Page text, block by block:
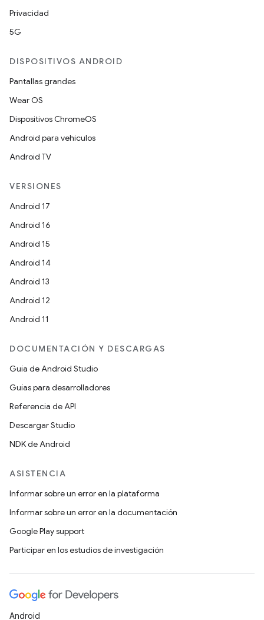
Privacidad
5G
DISPOSITIVOS ANDROID
Pantallas grandes
Wear OS
Dispositivos ChromeOS
Android para vehículos
Android TV
VERSIONES
Android 17
Android 16
Android 15
Android 14
Android 13
Android 12
Android 11
DOCUMENTACIÓN Y DESCARGAS
Guía de Android Studio
Guías para desarrolladores
Referencia de API
Descargar Studio
NDK de Android
ASISTENCIA
Informar sobre un error en la plataforma
Informar sobre un error en la documentación
Google Play support
Participar en los estudios de investigación
Android